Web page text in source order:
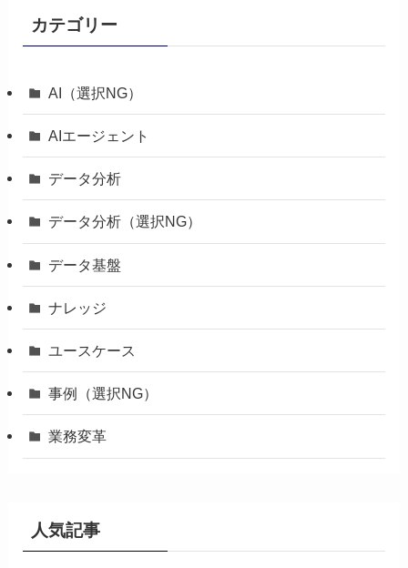
カテゴリー
AI（選択NG）
AIエージェント
データ分析
データ分析（選択NG）
データ基盤
ナレッジ
ユースケース
事例（選択NG）
業務変革
人気記事